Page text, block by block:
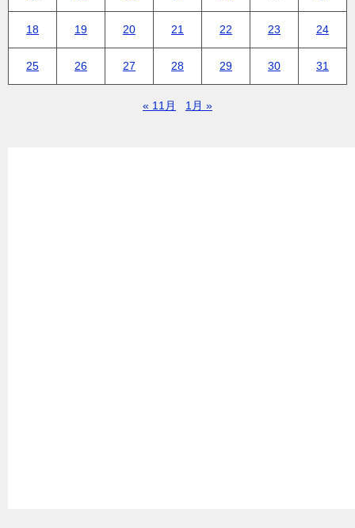
18 19 20 21 22 23 24
25 26 27 28 29 30 31
« 11月 1月 »